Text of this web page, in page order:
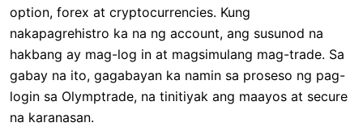
option, forex at cryptocurrencies. Kung
nakapagrehistro ka na ng account, ang susunod na
hakbang ay mag-log in at magsimulang mag-trade. Sa
gabay na ito, gagabayan ka namin sa proseso ng pag-
login sa Olymptrade, na tinitiyak ang maayos at secure
na karanasan.